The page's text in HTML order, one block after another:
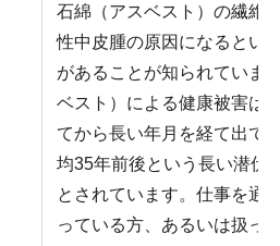
石綿（アスベスト）の繊維
性中皮腫の原因になるとい
があることが知られていま
ベスト）による健康被害は
てから長い年月を経て出て
均35年前後という長い潜伏
とされています。仕事を通
っている方、あるいは扱っ